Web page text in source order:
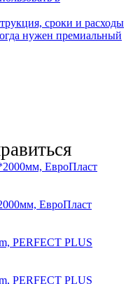
сроки и расходы
нужен премиальный
ЕвроПласт
ЕвроПласт
PERFECT PLUS
PERFECT PLUS